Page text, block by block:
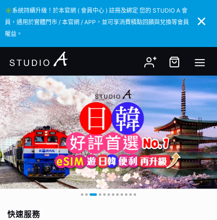
✳️系統持續升級！於本官網 ( 會員中心 ) 註冊及綁定 您的 STUDIO A 會
員，通用於實體門市 / 本官網 / APP，並可享消費積點回饋與兌換等會員
權益。
✳️系統持續升級！於本官網 ( 會員中心 ) 註冊及綁定 您的 STUDIO A 會
員，通用於實體門市 / 本官網 / APP，並可享消費積點回饋與兌換等會員
權益。
快速服務